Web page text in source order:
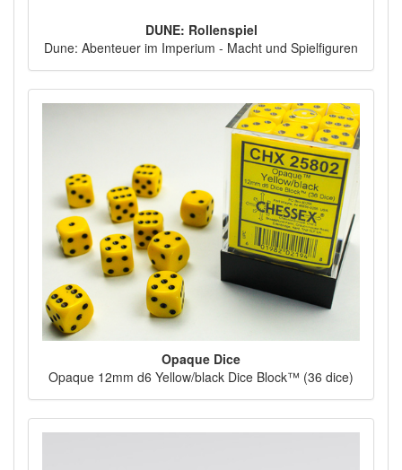
DUNE: Rollenspiel
Dune: Abenteuer im Imperium - Macht und Spielfiguren
Opaque Dice
Opaque 12mm d6 Yellow/black Dice Block™ (36 dice)